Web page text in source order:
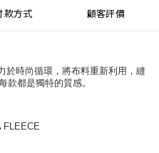
款方式 顧客評價
於時尚循環，將布料重新利用，縫
款都是獨特的質感。
FLEECE